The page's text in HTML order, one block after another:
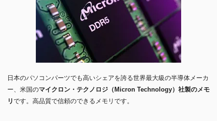
日本のパソコンパーツでも高いシェアを誇る世界最大級の半導体メーカ
ー、米国のマイクロン・テクノロジ（Micron Technology）社製のメモ
リです。高品質で信頼のできるメモリです。